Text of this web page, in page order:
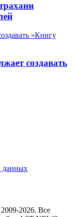
создавать
данных
2026. Все